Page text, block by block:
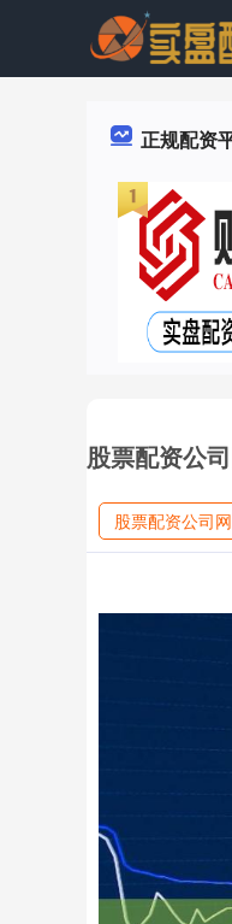
正规配资
股票配资公
股票配资公司